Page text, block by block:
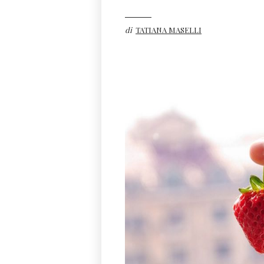
di TATIANA MASELLI